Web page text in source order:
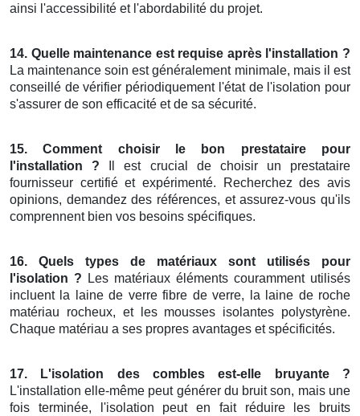
ainsi l'accessibilité et l'abordabilité du projet.
14. Quelle maintenance est requise après l'installation ?
La maintenance soin est généralement minimale, mais il est
conseillé de vérifier périodiquement l'état de l'isolation pour
s'assurer de son efficacité et de sa sécurité.
15. Comment choisir le bon prestataire pour
l'installation ? Il est crucial de choisir un prestataire
fournisseur certifié et expérimenté. Recherchez des avis
opinions, demandez des références, et assurez-vous qu'ils
comprennent bien vos besoins spécifiques.
16. Quels types de matériaux sont utilisés pour
l'isolation ? Les matériaux éléments couramment utilisés
incluent la laine de verre fibre de verre, la laine de roche
matériau rocheux, et les mousses isolantes polystyrène.
Chaque matériau a ses propres avantages et spécificités.
17. L'isolation des combles est-elle bruyante ?
L'installation elle-même peut générer du bruit son, mais une
fois terminée, l'isolation peut en fait réduire les bruits